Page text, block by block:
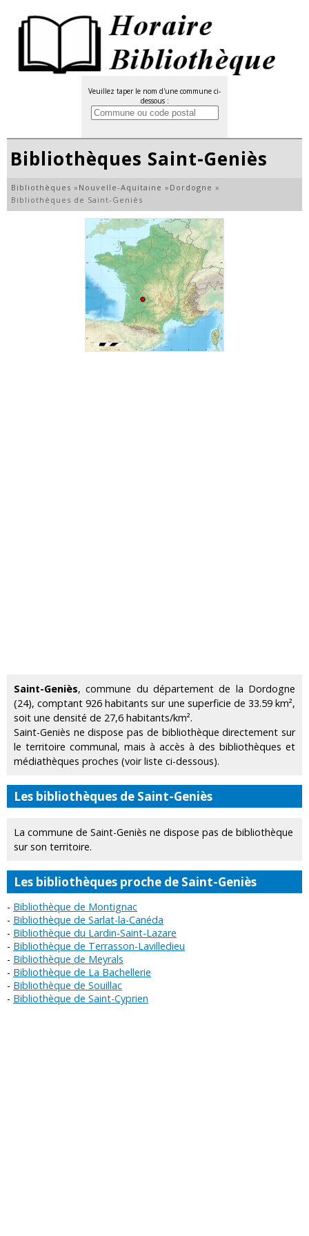
Veuillez taper le nom d'une commune ci-
dessous :
Bibliothèques Saint-Geniès
Bibliothèques » Nouvelle-Aquitaine » Dordogne »
Bibliothèques de Saint-Geniès
Saint-Geniès, commune du département de la Dordogne
(24), comptant 926 habitants sur une superficie de 33.59 km²,
soit une densité de 27,6 habitants/km².
Saint-Geniès ne dispose pas de bibliothèque directement sur
le territoire communal, mais à accès à des bibliothèques et
médiathèques proches (voir liste ci-dessous).
Les bibliothèques de Saint-Geniès
La commune de Saint-Geniès ne dispose pas de bibliothèque
sur son territoire.
Les bibliothèques proche de Saint-Geniès
Bibliothèque de Montignac
Bibliothèque de Sarlat-la-Canéda
Bibliothèque du Lardin-Saint-Lazare
Bibliothèque de Terrasson-Lavilledieu
Bibliothèque de Meyrals
Bibliothèque de La Bachellerie
Bibliothèque de Souillac
Bibliothèque de Saint-Cyprien